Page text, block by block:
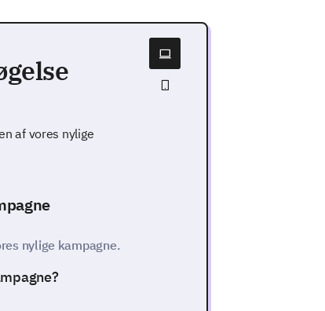
af vores nylige
nylige kampagne.